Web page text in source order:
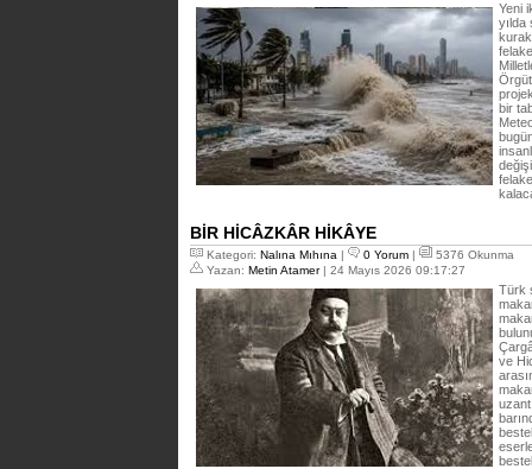
Yeni
yılda
bir
BİR HİCÂZKÂR HİKÂYE
Kategori: Nalına Mıhına | 0 Yorum |
5376 Okunma
Yazan: Metin Atamer| 24 Mayıs 2026 09:17:27
Türk
ve